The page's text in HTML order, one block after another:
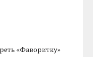
«Фаворитку»